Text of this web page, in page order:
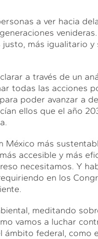
a ver hacia
más igualitario
a través de un
todas las acciones
poder avanzar a
ellos que el año
más
accesible y más
necesitamos. Y
en los
meditando
vamos a luchar
federal, como